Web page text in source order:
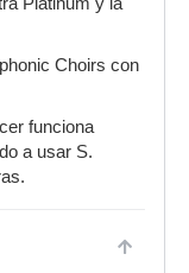
Choirs con
funciona
a usar S.